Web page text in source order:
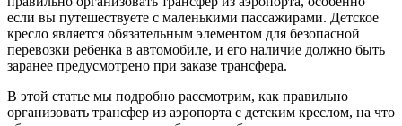
если вы путешествуете с маленькими пассажирами. Детское
кресло является обязательным элементом для безопасной
перевозки ребенка в автомобиле, и его наличие должно быть
заранее предусмотрено при заказе трансфера.
В этой статье мы подробно рассмотрим, как правильно
организовать трансфер из аэропорта с детским креслом, на что